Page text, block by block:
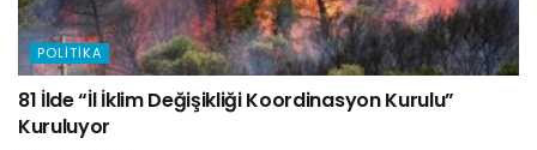
POLITIKA
81 İlde “İl İklim Değişikliği Koordinasyon Kurulu”
Kuruluyor